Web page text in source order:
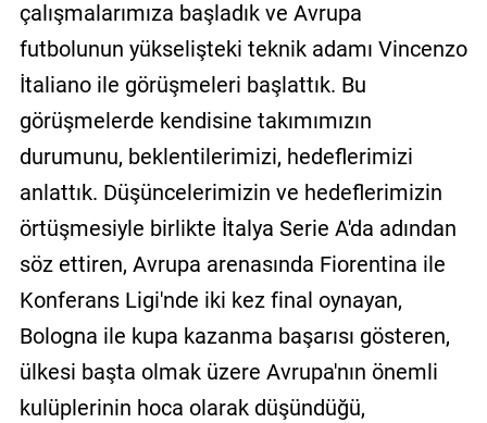
çalışmalarımıza başladık ve Avrupa
futbolunun yükselişteki teknik adamı Vincenzo
İtaliano ile görüşmeleri başlattık. Bu
görüşmelerde kendisine takımımızın
durumunu, beklentilerimizi, hedeflerimizi
anlattık. Düşüncelerimizin ve hedeflerimizin
örtüşmesiyle birlikte İtalya Serie A'da adından
söz ettiren, Avrupa arenasında Fiorentina ile
Konferans Ligi'nde iki kez final oynayan,
Bologna ile kupa kazanma başarısı gösteren,
ülkesi başta olmak üzere Avrupa'nın önemli
kulüplerinin hoca olarak düşündüğü,